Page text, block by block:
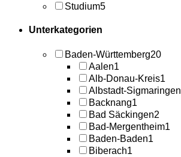
Studium5
Unterkategorien
Baden-Württemberg20
Aalen1
Alb-Donau-Kreis1
Albstadt-Sigmaringen
Backnang1
Bad Säckingen2
Bad-Mergentheim1
Baden-Baden1
Biberach1